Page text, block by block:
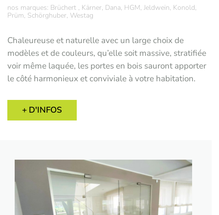
nos marques: Brüchert , Kärner, Dana, HGM, Jeldwein, Konold,
Prüm, Schörghuber, Westag
Chaleureuse et naturelle avec un large choix de
modèles et de couleurs, qu’elle soit massive, stratifiée
voir même laquée, les portes en bois sauront apporter
le côté harmonieux et conviviale à votre habitation.
+ D'INFOS